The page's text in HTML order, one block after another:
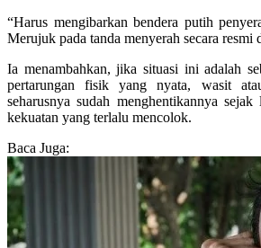
“Harus mengibarkan bendera putih
Merujuk pada tanda menyerah secara resmi
Ia menambahkan, jika situasi ini adalah
pertarungan fisik yang nyata, wasit
seharusnya sudah menghentikannya sejak
kekuatan yang terlalu mencolok.
Baca Juga: